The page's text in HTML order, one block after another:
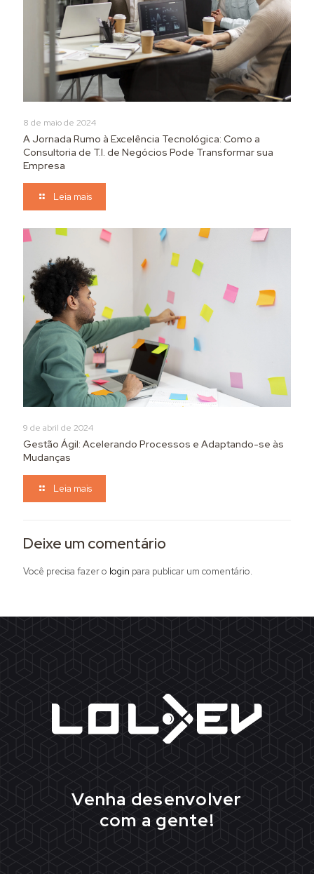
8 de maio de 2024
A Jornada Rumo à Excelência Tecnológica: Como a
Consultoria de T.I. de Negócios Pode Transformar sua
Empresa
Leia mais
9 de abril de 2024
Gestão Ágil: Acelerando Processos e Adaptando-se às
Mudanças
Leia mais
Deixe um comentário
Você precisa fazer o login para publicar um comentário.
Venha desenvolver
com a gente!